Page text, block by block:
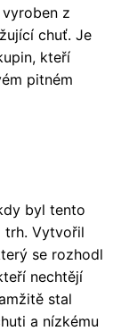
z
chuť. Je
kteří
pitném
byl tento
trh. Vytvořil
se rozhodl
nechtějí
stal
a nízkému